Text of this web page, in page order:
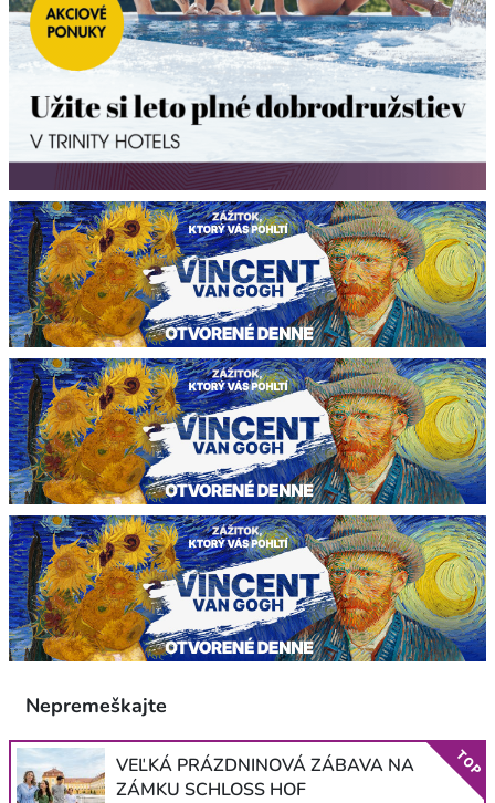
Nepremeškajte
VEĽKÁ PRÁZDNINOVÁ ZÁBAVA NA
ZÁMKU SCHLOSS HOF
TOP